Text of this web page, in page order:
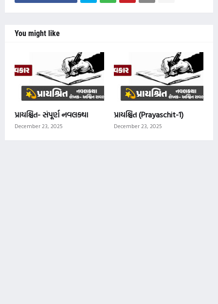
You might like
પ્રાયશ્ચિત- સંપૂર્ણ નવલકથા
December 23, 2025
પ્રાયશ્ચિત (Prayaschit-1)
December 23, 2025